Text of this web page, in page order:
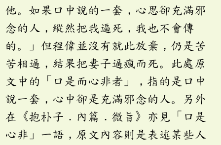
他。如果口中說的一套，心思卻充滿邪
念的人，縱然把我逼死，我也不會傳
的。」但程偉並沒有就此放棄，仍是苦
苦相逼，結果把妻子逼瘋而死。此處原
文中的「口是而心非者」，指的是口中
說一套，心中卻是充滿邪念的人。另外
在《抱朴子．內篇．微旨》亦見「口是
心非」一語，原文內容則是表述某些人